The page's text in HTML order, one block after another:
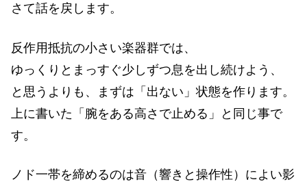
さて話を戻します。
反作用抵抗の小さい楽器群では、
ゆっくりとまっすぐ少しずつ息を出し続けよう、
と思うよりも、まずは「出ない」状態を作ります。
上に書いた「腕をある高さで止める」と同じ事で
す。
ノド一帯を締めるのは音（響きと操作性）によい影